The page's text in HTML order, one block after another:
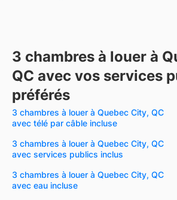
3 chambres à louer à
QC avec vos services
préférés
3 chambres à louer à Quebec City, QC
avec télé par câble incluse
3 chambres à louer à Quebec City, QC
avec services publics inclus
3 chambres à louer à Quebec City, QC
avec eau incluse